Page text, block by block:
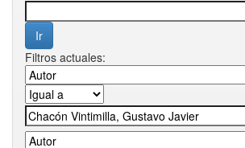
Filtros actuales: